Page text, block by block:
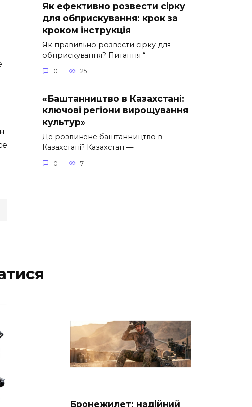
Як ефективно розвести сірку
для обприскування: крок за
кроком інструкція
Як правильно розвести сірку для
обприскування? Питання “
0 25
«Баштанництво в Казахстані:
ключові регіони вирощування
культур»
Де розвинене баштанництво в
Казахстані? Казахстан —
0 7
Бронежилет: надійний